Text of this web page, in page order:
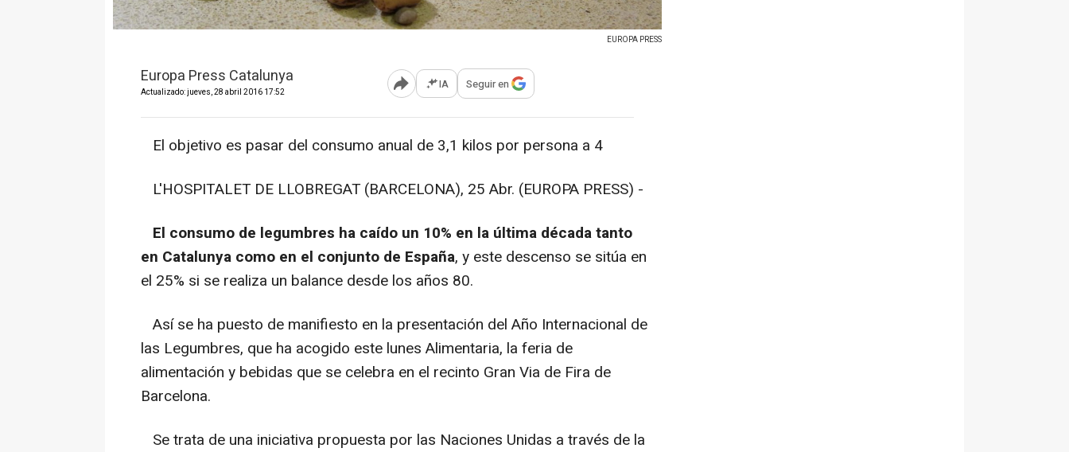
EUROPA PRESS
Europa Press Catalunya
Actualizado: jueves, 28 abril 2016 17:52 Abrir opciones para compartir
IA Seguir en
El objetivo es pasar del consumo anual de 3,1 kilos por persona a 4
L'HOSPITALET DE LLOBREGAT (BARCELONA), 25 Abr. (EUROPA PRESS) -
El consumo de legumbres ha caído un 10% en la última década tanto
en Catalunya como en el conjunto de España, y este descenso se sitúa en
el 25% si se realiza un balance desde los años 80.
Así se ha puesto de manifiesto en la presentación del Año Internacional de
las Legumbres, que ha acogido este lunes Alimentaria, la feria de
alimentación y bebidas que se celebra en el recinto Gran Via de Fira de
Barcelona.
Se trata de una iniciativa propuesta por las Naciones Unidas a través de la